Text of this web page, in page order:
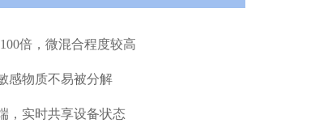
倍，微混合程度较高
感物质不易被分解
，实时共享设备状态